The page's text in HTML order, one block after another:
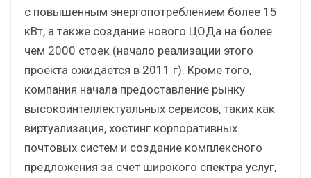
с повышенным энергопотреблением более 15
кВт, а также создание нового ЦОДа на более
чем 2000 стоек (начало реализации этого
проекта ожидается в 2011 г). Кроме того,
компания начала предоставление рынку
высокоинтеллектуальных сервисов, таких как
виртуализация, хостинг корпоративных
почтовых систем и создание комплексного
предложения за счет широкого спектра услуг,